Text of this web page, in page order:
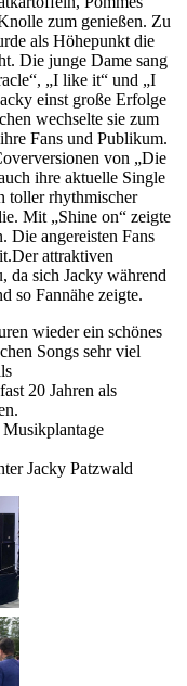
zum genießen. Zu
als Höhepunkt die
Die junge Dame sang
„I like it“ und „I
einst große Erfolge
wechselte sie zum
Fans und Publikum.
von „Die
ihre aktuelle Single
toller rhythmischer
Mit „Shine on“ zeigte
Die angereisten Fans
attraktiven
da sich Jacky während
so Fannähe zeigte.
wieder ein schönes
Songs sehr viel
20 Jahren als
Jacky Patzwald